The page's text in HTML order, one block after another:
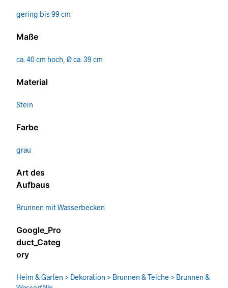
gering bis 99 cm
Maße
ca. 40 cm hoch, Ø ca. 39 cm
Material
Stein
Farbe
grau
Art des
Aufbaus
Brunnen mit Wasserbecken
Google_Pro
duct_Categ
ory
Heim & Garten > Dekoration > Brunnen & Teiche > Brunnen &